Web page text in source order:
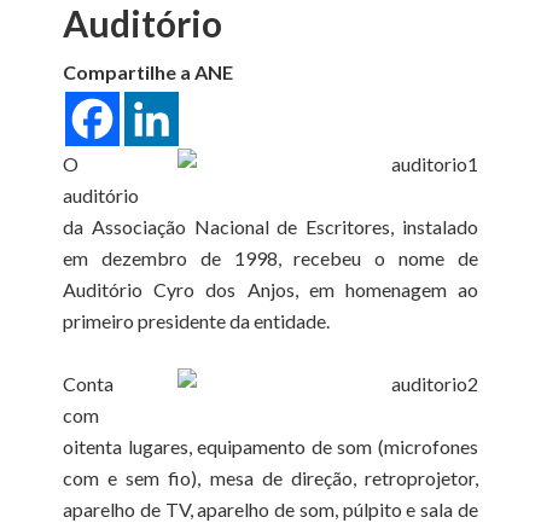
Auditório
Compartilhe a ANE
O
auditório
da Associação Nacional de Escritores, instalado
em dezembro de 1998, recebeu o nome de
Auditório Cyro dos Anjos, em homenagem ao
primeiro presidente da entidade.
Conta
com
oitenta lugares, equipamento de som (microfones
com e sem fio), mesa de direção, retroprojetor,
aparelho de TV, aparelho de som, púlpito e sala de